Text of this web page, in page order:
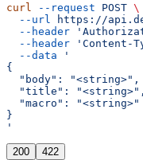
curl --request POST \
  --url
https://
  --header
  --header
'Content-
  --data
'
{
  "body": "<string>",
  "title": "<string>",
  "macro": "<string>"
}
'
200 422